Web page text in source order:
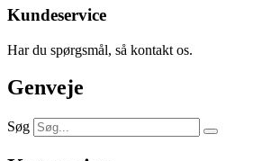
Kundeservice
Har du spørgsmål, så kontakt os.
Genveje
Søg